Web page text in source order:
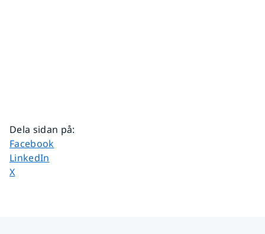
Dela sidan på:
Dela sidan på
Facebook
Dela sidan på
LinkedIn
Dela sidan på
X